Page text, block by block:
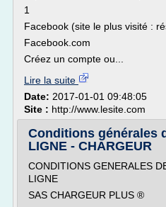
1
Facebook (site le plus visité :
Facebook.com
Créez un compte ou...
Lire la suite
Date: 2017-01-01 09:48:05
Site : http://www.lesite.com
Conditions générales
LIGNE - CHARGEUR
CONDITIONS GENERALES
LIGNE
SAS CHARGEUR PLUS ®